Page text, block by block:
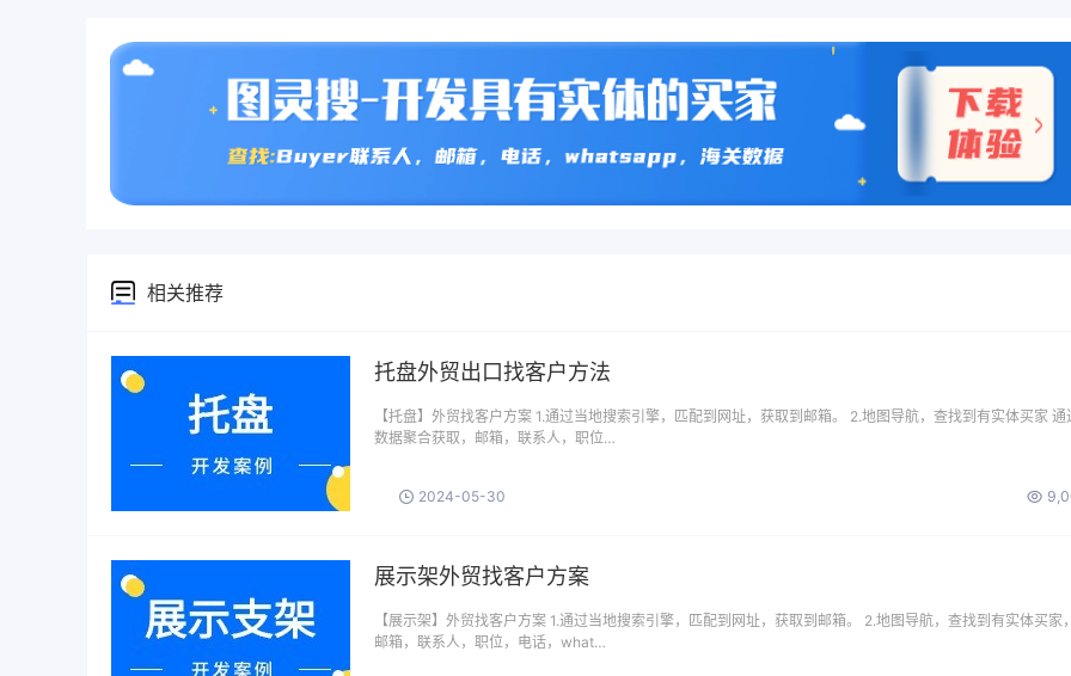
相关推荐
托盘外贸出口找客户方法
【托盘】外贸找客户方案 1.通过当地搜索引擎，匹配到网址，获取到邮箱。 2.地图导航，查找到有实体买家 通
数据聚合获取，邮箱，联系人，职位…
2024-05-30
展示架外贸找客户方案
【展示架】外贸找客户方案 1.通过当地搜索引擎，匹配到网址，获取到邮箱。 2.地图导航，查找到有实体买家，
邮箱，联系人，职位，电话，what…